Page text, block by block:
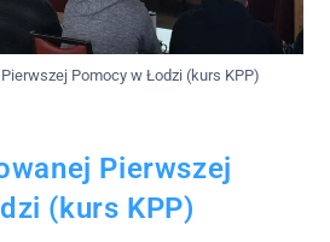
Pomocy w Łodzi (kurs KPP)
Pierwszej
(kurs KPP)